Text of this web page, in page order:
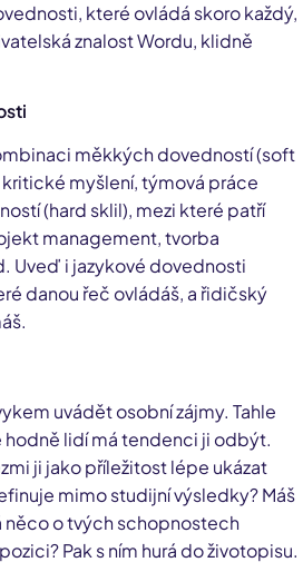
které ovládá skoro každý,
znalost Wordu, klidně
měkkých dovedností (soft
myšlení, týmová práce
(hard sklil), mezi které patří
management, tvorba
Uveď i jazykové dovednosti
danou řeč ovládáš, a řidičský
uvádět osobní zájmy. Tahle
hodně lidí má tendenci ji odbýt.
ji jako příležitost lépe ukázat
mimo studijní výsledky? Máš
o tvých schopnostech
Pak s ním hurá do životopisu.